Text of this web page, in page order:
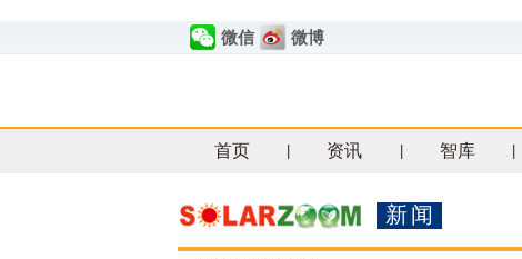
微信 微博
首页 资讯 智库
新闻